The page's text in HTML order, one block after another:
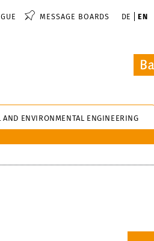
MESSAGE BOARDS DE EN
AND ENVIRONMENTAL ENGINEERING